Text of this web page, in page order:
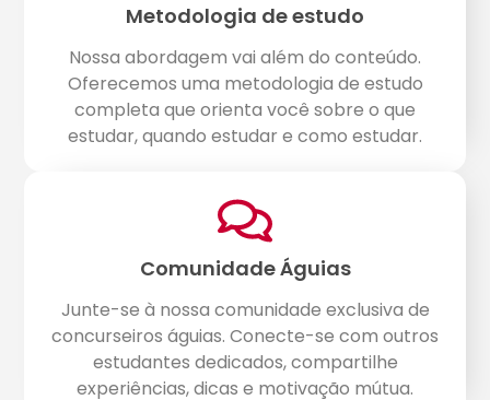
Metodologia de estudo
Nossa abordagem vai além do conteúdo.
Oferecemos uma metodologia de estudo
completa que orienta você sobre o que
estudar, quando estudar e como estudar.
Comunidade Águias
Junte-se à nossa comunidade exclusiva de
concurseiros águias. Conecte-se com outros
estudantes dedicados, compartilhe
experiências, dicas e motivação mútua.